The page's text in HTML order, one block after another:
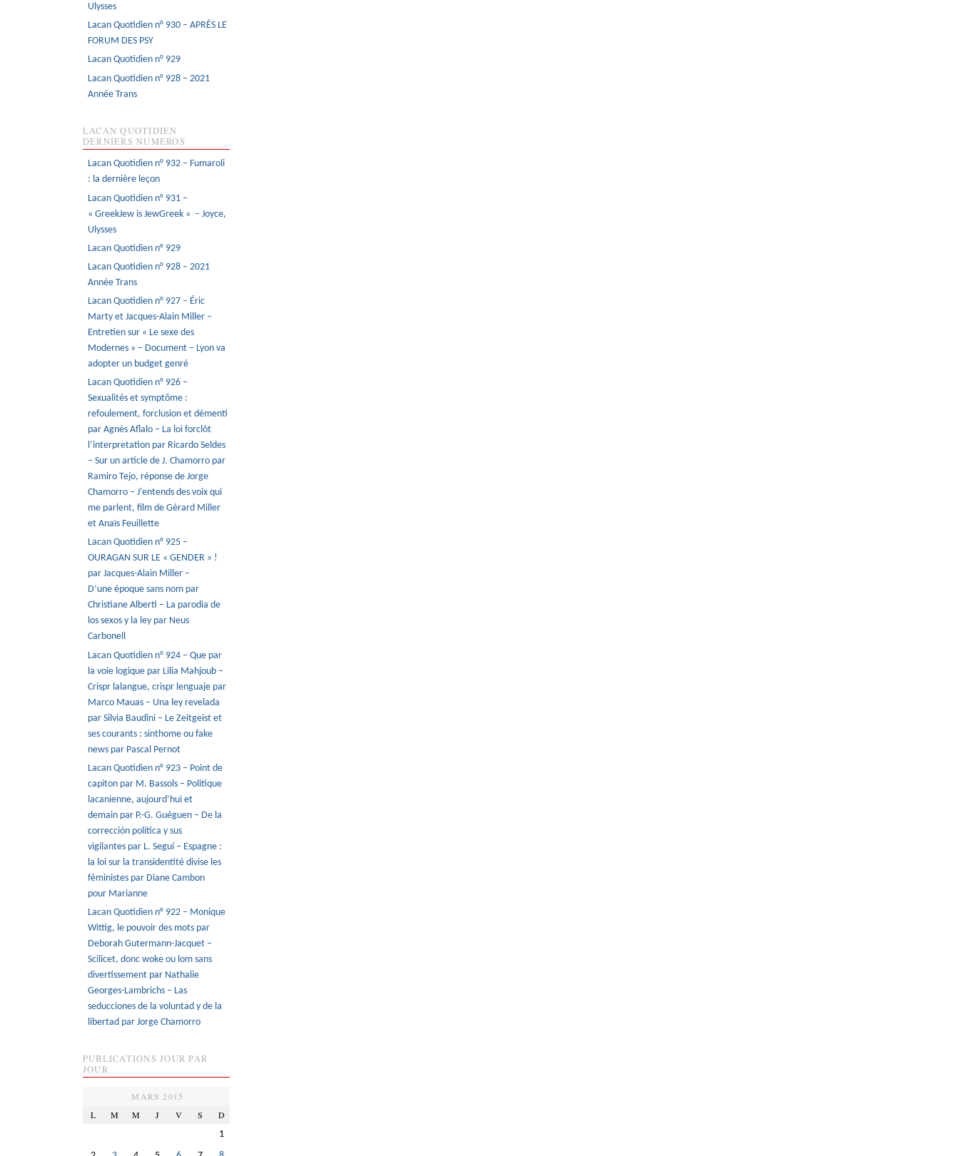
Ulysses
Lacan Quotidien n° 930 – APRÈS LE
FORUM DES PSY
Lacan Quotidien n° 929
Lacan Quotidien n° 928 – 2021
Année Trans
LACAN QUOTIDIEN
DERNIERS NUMÉROS
Lacan Quotidien n° 932 – Fumaroli
: la dernière leçon
Lacan Quotidien n° 931 –
« GreekJew is JewGreek » – Joyce,
Ulysses
Lacan Quotidien n° 929
Lacan Quotidien n° 928 – 2021
Année Trans
Lacan Quotidien n° 927 – Éric
Marty et Jacques-Alain Miller –
Entretien sur « Le sexe des
Modernes » – Document – Lyon va
adopter un budget genré
Lacan Quotidien n° 926 –
Sexualités et symptôme :
refoulement, forclusion et démenti
par Agnès Aflalo – La loi forclôt
l’interpretation par Ricardo Seldes
– Sur un article de J. Chamorro par
Ramiro Tejo, réponse de Jorge
Chamorro – J’entends des voix qui
me parlent, film de Gérard Miller
et Anaïs Feuillette
Lacan Quotidien n° 925 –
OURAGAN SUR LE « GENDER » !
par Jacques-Alain Miller –
D’une époque sans nom par
Christiane Alberti – La parodia de
los sexos y la ley par Neus
Carbonell
Lacan Quotidien n° 924 – Que par
la voie logique par Lilia Mahjoub –
Crispr lalangue, crispr lenguaje par
Marco Mauas – Una ley revelada
par Silvia Baudini – Le Zeitgeist et
ses courants : sinthome ou fake
news par Pascal Pernot
Lacan Quotidien n° 923 – Point de
capiton par M. Bassols – Politique
lacanienne, aujourd’hui et
demain par P.-G. Guéguen – De la
corrección política y sus
vigilantes par L. Seguí – Espagne :
la loi sur la transidentité divise les
féministes par Diane Cambon
pour Marianne
Lacan Quotidien n° 922 – Monique
Wittig, le pouvoir des mots par
Deborah Gutermann-Jacquet –
Scilicet, donc woke ou lom sans
divertissement par Nathalie
Georges-Lambrichs – Las
seducciones de la voluntad y de la
libertad par Jorge Chamorro
PUBLICATIONS JOUR PAR
JOUR
MARS 2015
L
M M J V S D
1